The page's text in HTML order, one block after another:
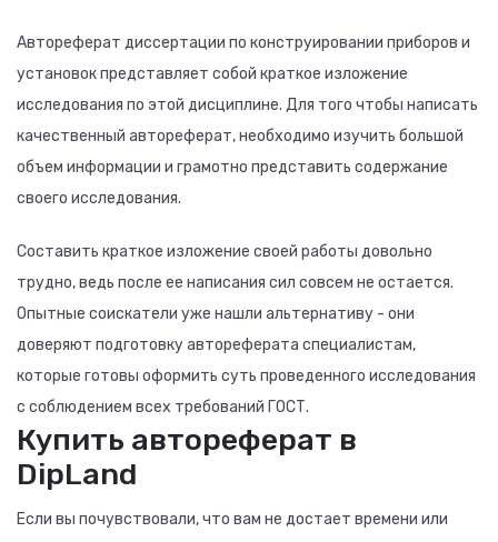
Автореферат диссертации по конструировании приборов и
установок представляет собой краткое изложение
исследования по этой дисциплине. Для того чтобы написать
качественный автореферат, необходимо изучить большой
объем информации и грамотно представить содержание
своего исследования.
Составить краткое изложение своей работы довольно
трудно, ведь после ее написания сил совсем не остается.
Опытные соискатели уже нашли альтернативу - они
доверяют подготовку автореферата специалистам,
которые готовы оформить суть проведенного исследования
с соблюдением всех требований ГОСТ.
Купить автореферат в
DipLand
Если вы почувствовали, что вам не достает времени или